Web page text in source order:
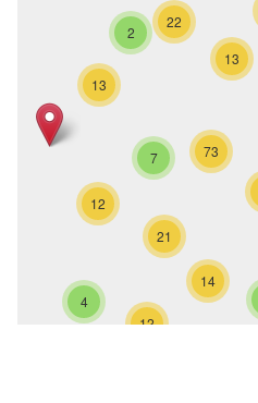
12
2
4
12
13
13
22
7
21
14
73